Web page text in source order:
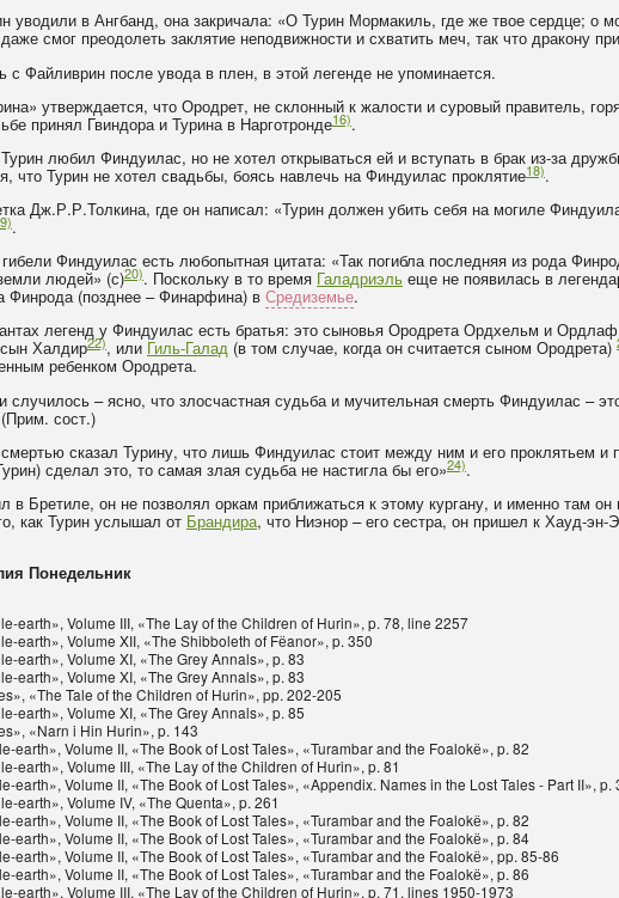
уводили в Ангбанд, она закричала: «О Турин Мормакиль, где же твое сердце; о
даже смог преодолеть заклятие неподвижности и схватить меч, так что дракону
с Файливрин после увода в плен, в этой легенде не упоминается.
утверждается, что Ородрет, не склонный к жалости и суровый правитель,
принял Гвиндора и Турина в Нарготронде16).
любил Финдуилас, но не хотел открываться ей и вступать в брак из-за
что Турин не хотел свадьбы, боясь навлечь на Финдуилас проклятие18).
Дж.Р.Р.Толкина, где он написал: «Турин должен убить себя на могиле
.
Финдуилас есть любопытная цитата: «Так погибла последняя из рода
людей» (с)20). Поскольку в то время Галадриэль еще не появилась в
Финрода (позднее – Финарфина) в Средиземье.
легенд у Финдуилас есть братья: это сыновья Ородрета Ордхельм и
Халдир22), или Гиль-Галад (в том случае, когда он считается сыном Ородрета)
ребенком Ородрета.
случилось – ясно, что злосчастная судьба и мучительная смерть Финдуилас –
сост.)
сказал Турину, что лишь Финдуилас стоит между ним и его проклятьем
сделал это, то самая злая судьба не настигла бы его»24).
в Бретиле, он не позволял оркам приближаться к этому кургану, и именно там
как Турин услышал от Брандира, что Ниэнор – его сестра, он пришел к Хауд-
Понедельник
earth», Volume III, «The Lay of the Children of Hurin», p. 78, line 2257
earth», Volume XII, «The Shibboleth of Fёanor», p. 350
earth», Volume XI, «The Grey Annals», p. 83
earth», Volume XI, «The Grey Annals», p. 83
«The Tale of the Children of Hurin», pp. 202-205
earth», Volume XI, «The Grey Annals», p. 85
«Narn i Hin Hurin», p. 143
earth», Volume II, «The Book of Lost Tales», «Turambar and the Foalokё», p. 82
earth», Volume III, «The Lay of the Children of Hurin», p. 81
earth», Volume II, «The Book of Lost Tales», «Appendix. Names in the Lost Tales - Part II», p.
earth», Volume IV, «The Quenta», p. 261
earth», Volume II, «The Book of Lost Tales», «Turambar and the Foalokё», p. 82
earth», Volume II, «The Book of Lost Tales», «Turambar and the Foalokё», p. 84
earth», Volume II, «The Book of Lost Tales», «Turambar and the Foalokё», pp. 85-86
earth», Volume II, «The Book of Lost Tales», «Turambar and the Foalokё», p. 86
earth», Volume III, «The Lay of the Children of Hurin», p. 71, lines 1950-1973